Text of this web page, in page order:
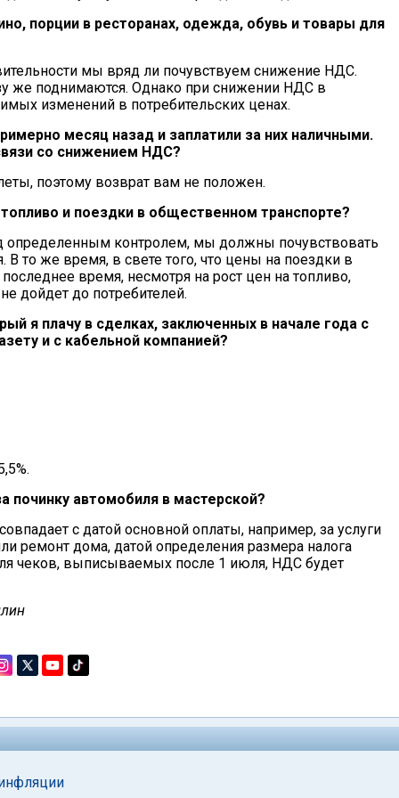
порции в ресторанах, одежда, обувь и товары для
мы вряд ли почувствуем снижение НДС.
же поднимаются. Однако при снижении НДС в
изменений в потребительских ценах.
месяц назад и заплатили за них наличными.
со снижением НДС?
поэтому возврат вам не положен.
и поездки в общественном транспорте?
определенным контролем, мы должны почувствовать
то же время, в свете того, что цены на поездки в
время, несмотря на рост цен на топливо,
дойдет до потребителей.
я плачу в сделках, заключенных в начале года с
и с кабельной компанией?
починку автомобиля в мастерской?
с датой основной оплаты, например, за услуги
ремонт дома, датой определения размера налога
чеков, выписываемых после 1 июля, НДС будет